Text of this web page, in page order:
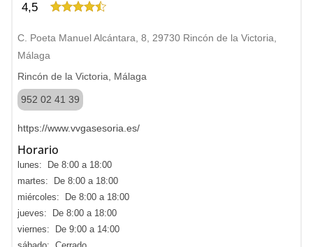
4,5
C. Poeta Manuel Alcántara, 8, 29730 Rincón de la Victoria,
Málaga
Rincón de la Victoria, Málaga
952 02 41 39
https://www.vvgasesoria.es/
Horario
lunes: De 8:00 a 18:00
martes: De 8:00 a 18:00
miércoles: De 8:00 a 18:00
jueves: De 8:00 a 18:00
viernes: De 9:00 a 14:00